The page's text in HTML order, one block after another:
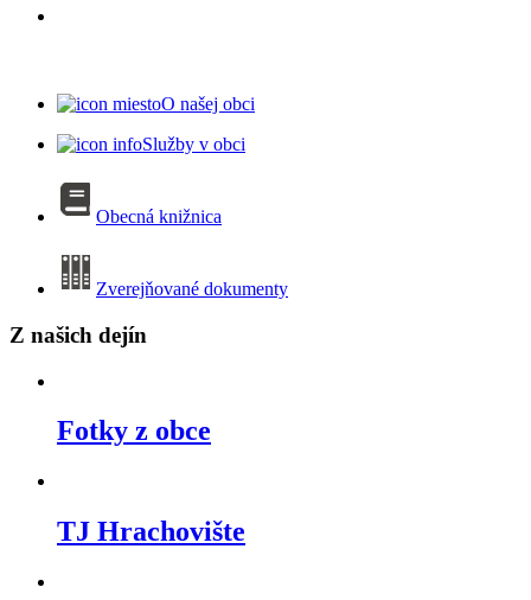
O našej obci
Služby v obci
Obecná knižnica
Zverejňované dokumenty
Z našich dejín
Fotky z obce
TJ Hrachovište